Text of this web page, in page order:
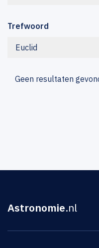
Trefwoord
Euclid
Geen resultaten
Astronomie.nl